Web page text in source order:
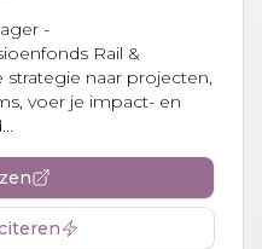
-
Rail &
strategie naar projecten,
voer je impact- en